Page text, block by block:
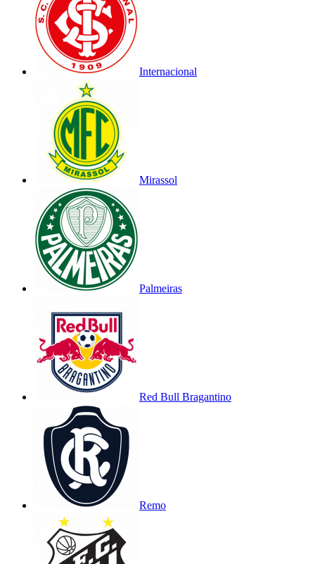
Internacional
Mirassol
Palmeiras
Red Bull Bragantino
Remo